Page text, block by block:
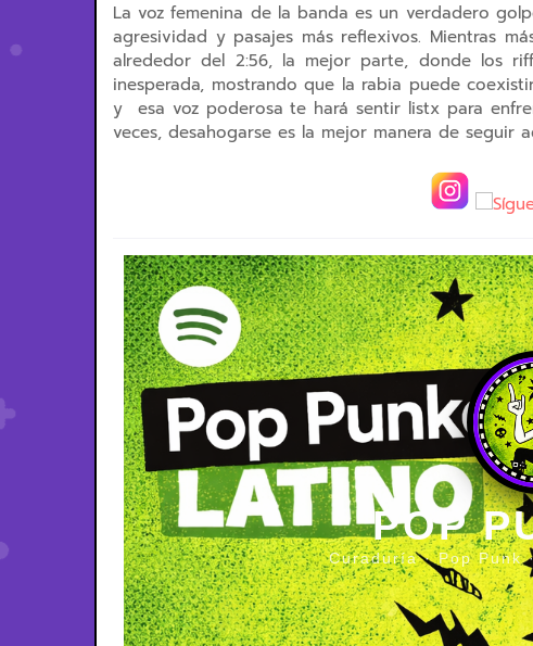
La voz femenina de la banda es un verdadero
agresividad y pasajes más reflexivos. Mientras
alrededor del 2:56, la mejor parte, donde los
inesperada, mostrando que la rabia puede
y esa voz poderosa te hará sentir listx para
veces, desahogarse es la mejor manera de seguir
POP
Curaduría · Pop Punk